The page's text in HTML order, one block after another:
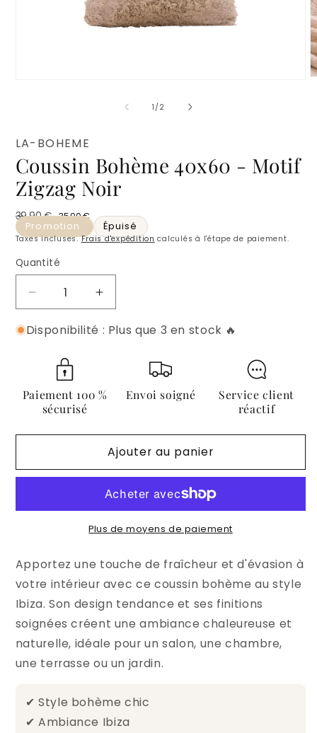
une
fenêtre
modale
1 /de2
LA-BOHEME
Coussin Bohème 40x60 - Motif
Zigzag Noir
Prix habituel
39,90 €
Prix promotionnel
35,90 €
Promotion
Épuisé
Taxes incluses.Frais d'expédition calculés à l'étape de paiement.
Quantité
Quantité
Réduire
la
quantité
Coussin
Bohème
40x60
Zigzag
Augmenter
la
quantité
Bohème
40x60
Zigzag
Noir
Disponibilité : Plus que 3 en stock 🔥
Paiement 100 %
sécurisé
Envoi soigné
Service client
réactif
Ajouter au panier
Plus de moyens de paiement
Apportez une touche de fraîcheur et d'évasion à
votre intérieur avec ce coussin bohème au style
Ibiza. Son design tendance et ses finitions
soignées créent une ambiance chaleureuse et
naturelle, idéale pour un salon, une chambre,
une terrasse ou un jardin.
✔ Style bohème chic
✔ Ambiance Ibiza